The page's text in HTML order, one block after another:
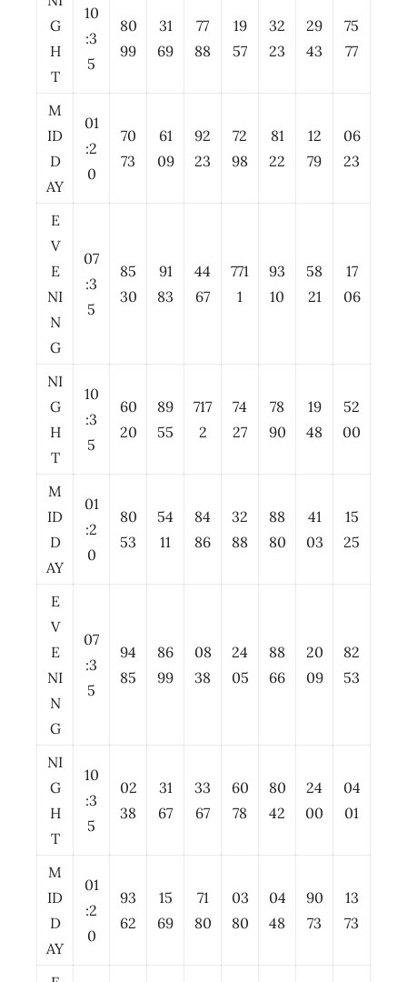
G
H
T
10
:3
5
80
99
31
69
77
88
19
57
32
23
29
43
75
77
M
ID
D
AY
01
:2
0
70
73
61
09
92
23
72
98
81
22
12
79
06
23
E
V
E
NI
N
G
07
:3
5
85
30
91
83
44
67
771
1
93
10
58
21
17
06
NI
G
H
T
10
:3
5
60
20
89
55
717
2
74
27
78
90
19
48
52
00
M
ID
D
AY
01
:2
0
80
53
54
11
84
86
32
88
88
80
41
03
15
25
E
V
E
NI
N
G
07
:3
5
94
85
86
99
08
38
24
05
88
66
20
09
82
53
NI
G
H
T
10
:3
5
02
38
31
67
33
67
60
78
80
42
24
00
04
01
M
ID
D
AY
01
:2
0
93
62
15
69
71
80
03
80
04
48
90
73
13
73